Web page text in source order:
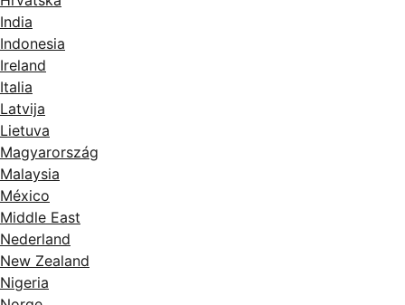
India
Indonesia
Ireland
Italia
Latvija
Lietuva
Magyarország
Malaysia
México
Middle East
Nederland
New Zealand
Nigeria
Norge